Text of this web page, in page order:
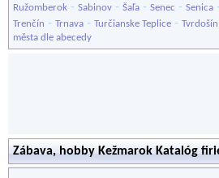
Ružomberok - Sabinov - Šaľa - Senec - Senica -
Trenčín - Trnava - Turčianske Teplice - Tvrdošín
města dle abecedy
Zábava, hobby Kežmarok Katalóg